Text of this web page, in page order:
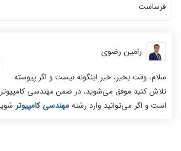
فرساست
رامین رضوی
سلام، وقت بخیر، خیر اینگونه نیست و اگر پیوسته
تلاش کنید موفق می‌شوید، در ضمن مهندسی کامپیوتر
است و اگر می‌توانید وارد رشتهمهندسی کامپیوتر